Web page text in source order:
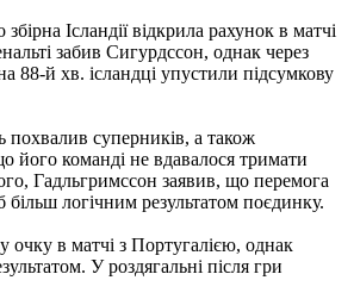
Ісландії відкрила рахунок в матчі
забив Сигурдссон, однак через
88-й хв. ісландці упустили підсумкову
похвалив суперників, а також
його команді не вдавалося тримати
Гадльгримссон заявив, що перемога
б більш логічним результатом поєдинку.
очку в матчі з Португалією, однак
У роздягальні після гри